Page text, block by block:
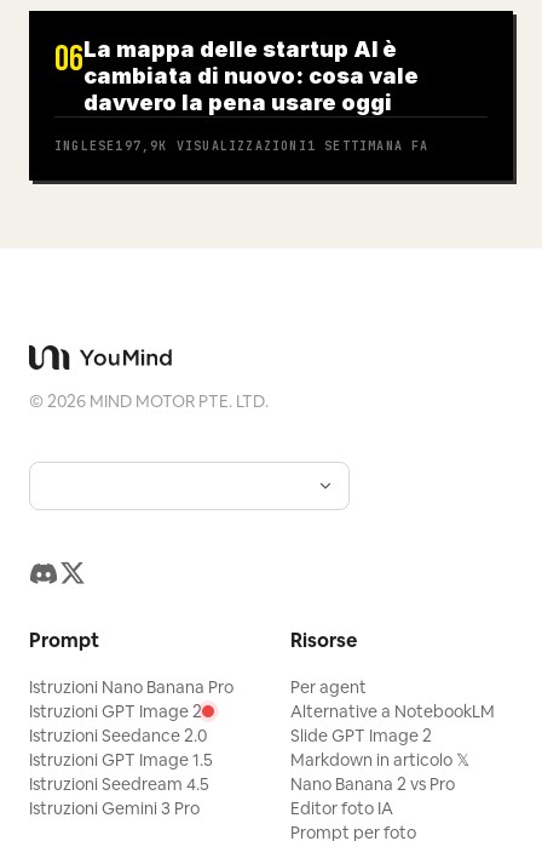
06La mappa delle startup AI è
cambiata di nuovo: cosa vale
davvero la pena usare oggi
INGLESE 197,9K VISUALIZZAZIONI 1 SETTIMANA FA
©2026 MIND MOTOR PTE. LTD.
Prompt
Istruzioni Nano Banana Pro
Istruzioni GPT Image 2
Istruzioni Seedance 2.0
Istruzioni GPT Image 1.5
Istruzioni Seedream 4.5
Istruzioni Gemini 3 Pro
Risorse
Per agent
Alternative a NotebookLM
Slide GPT Image 2
Markdown in articolo 𝕏
Nano Banana 2 vs Pro
Editor foto IA
Prompt per foto